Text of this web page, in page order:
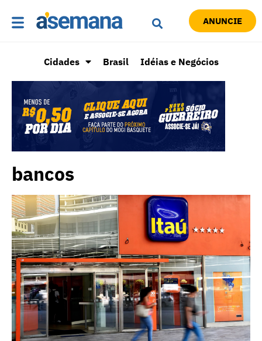
ANUNCIE
Cidades Brasil Idéias e Negócios
bancos